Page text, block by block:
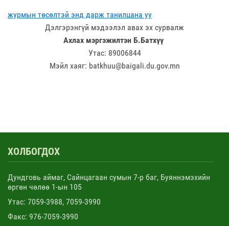
журмын төсөлтэй энд дарж танилцана уу
Дэлгэрэнгүй мэдээлэл авах эх сурвалж
Ахлах мэргэжилтэн Б.Батхүү
Утас: 89006844
Мэйл хаяг: batkhuu@baigali.du.gov.mn
ХОЛБОГДОХ
Дундговь аймаг, Сайнцагаан сумын 7-р баг, Буяннэмэхийн
өргөн чөлөө 1-ын 105
Утас: 7059-3988, 7059-3990
Факс: 976-7059-3990